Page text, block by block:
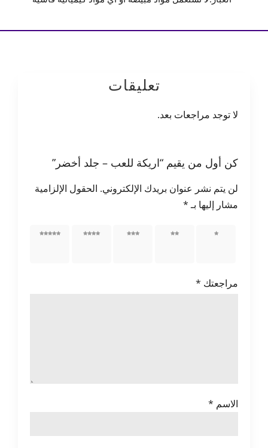
تعليقات
لا توجد مراجعات بعد.
كن أول من يقيم “اريكة للعب – جلد أخضر”
لن يتم نشر عنوان بريدك الإلكتروني. الحقول الإلزامية
مشار إليها بـ*
1 من 2 من 3 من 4 من 5 من
مراجعتك *
الاسم *